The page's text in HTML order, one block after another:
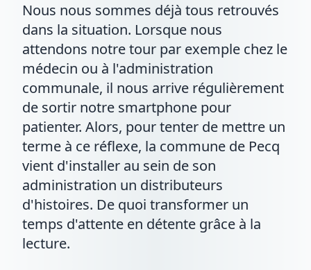
Nous nous sommes déjà tous retrouvés
dans la situation. Lorsque nous
attendons notre tour par exemple chez le
médecin ou à l'administration
communale, il nous arrive régulièrement
de sortir notre smartphone pour
patienter. Alors, pour tenter de mettre un
terme à ce réflexe, la commune de Pecq
vient d'installer au sein de son
administration un distributeurs
d'histoires. De quoi transformer un
temps d'attente en détente grâce à la
lecture.